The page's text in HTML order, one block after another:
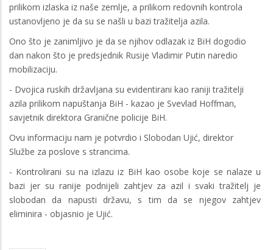
prilikom izlaska iz naše zemlje, a prilikom redovnih kontrola
ustanovljeno je da su se našli u bazi tražitelja azila.
Ono što je zanimljivo je da se njihov odlazak iz BiH dogodio
dan nakon što je predsjednik Rusije Vladimir Putin naredio
mobilizaciju.
- Dvojica ruskih državljana su evidentirani kao raniji tražitelji
azila prilikom napuštanja BiH - kazao je Svevlad Hoffman,
savjetnik direktora Granične policije BiH.
Ovu informaciju nam je potvrdio i Slobodan Ujić, direktor
Službe za poslove s strancima.
- Kontrolirani su na izlazu iz BiH kao osobe koje se nalaze u
bazi jer su ranije podnijeli zahtjev za azil i svaki tražitelj je
slobodan da napusti državu, s tim da se njegov zahtjev
eliminira - objasnio je Ujić.